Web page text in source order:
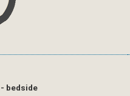
- bedside